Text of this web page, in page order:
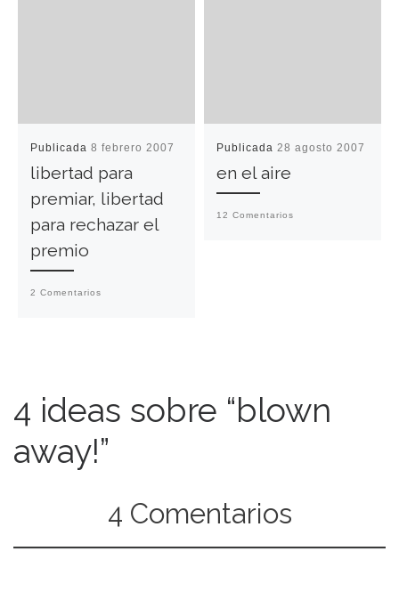
Publicada8 febrero 2007
libertad para
premiar, libertad
para rechazar el
premio
2 Comentarios
Publicada28 agosto 2007
en el aire
12 Comentarios
4 ideas sobre “blown
away!”
4 Comentarios